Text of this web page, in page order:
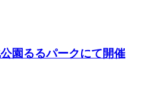
園るるパークにて開催